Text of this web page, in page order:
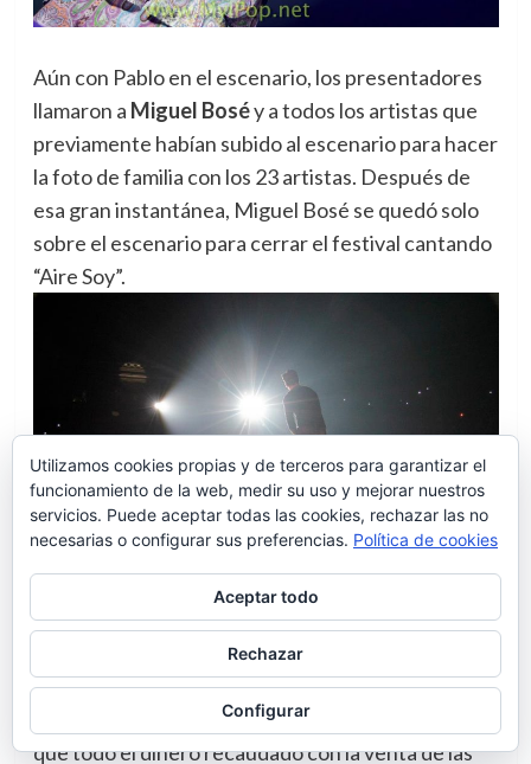
Aún con Pablo en el escenario, los presentadores
llamaron a Miguel Boséy a todos los artistas que
previamente habían subido al escenario para hacer
la foto de familia con los 23 artistas. Después de
esa gran instantánea, Miguel Bosé se quedó solo
sobre el escenario para cerrar el festival cantando
“Aire Soy”.
Gracias a Cadena Dial pudimos disfrutar de casi 3
horas de música sin interrupción de mano de
grandes artistas y todo por una buena causa ya
que todo el dinero recaudado con la venta de las
Utilizamos cookies propias y de terceros para garantizar el
funcionamiento de la web, medir su uso y mejorar nuestros
servicios. Puede aceptar todas las cookies, rechazar las no
necesarias o configurar sus preferencias. Política de cookies
Aceptar todo
Rechazar
Configurar